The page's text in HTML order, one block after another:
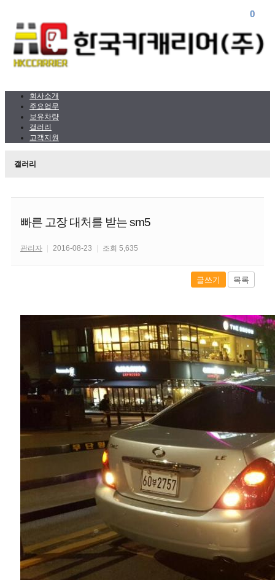
회사소개
주요업무
보유차량
갤러리
고객지원
갤러리
빠른 고장 대처를 받는 sm5
관리자 2016-08-23 조회 5,635
글쓰기 목록
0
0